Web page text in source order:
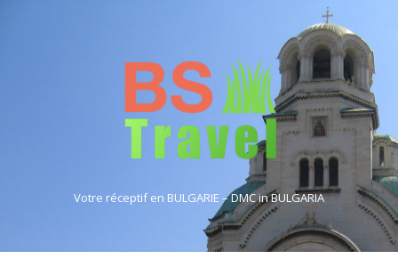
Votre réceptif en BULGARIE – DMC in BULGARIA